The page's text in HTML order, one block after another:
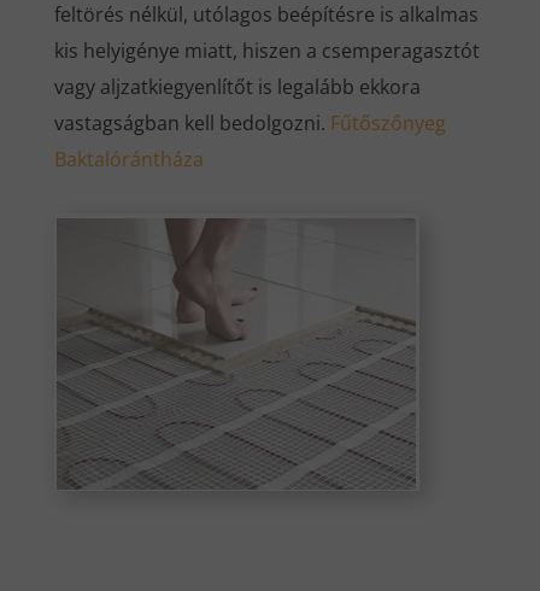
feltörés nélkül, utólagos beépítésre is alkalmas
kis helyigénye miatt, hiszen a csemperagasztót
vagy aljzatkiegyenlítőt is legalább ekkora
vastagságban kell bedolgozni. Fűtőszőnyeg
Baktalórántháza